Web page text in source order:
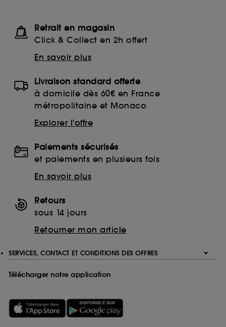
Retrait en magasin
Click & Collect en 2h offert
En savoir plus
Livraison standard offerte
à domicile dès 60€ en France
métropolitaine et Monaco
Explorer l'offre
Paiements sécurisés
et paiements en plusieurs fois
En savoir plus
Retours
sous 14 jours
Retourner mon article
SERVICES, CONTACT ET CONDITIONS DES OFFRES
Télécharger notre application